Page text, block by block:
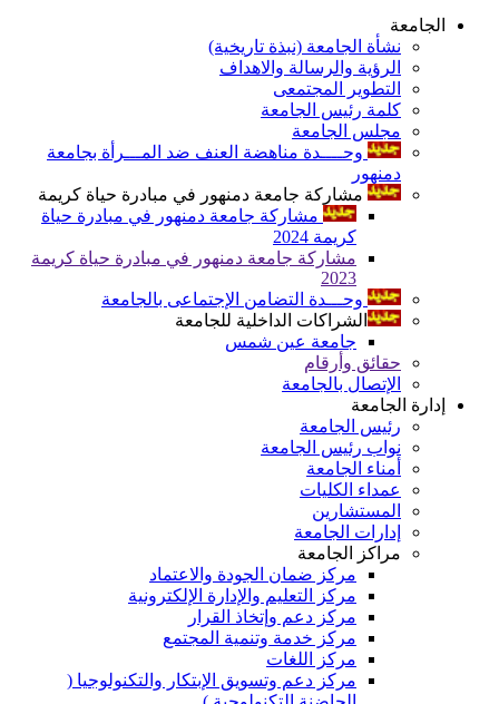
الجامعة
نشأة الجامعة (نبذة تاريخية)
الرؤية والرسالة والاهداف
التطوير المجتمعى
كلمة رئيس الجامعة
مجلس الجامعة
وحــــدة مناهضة العنف ضد المـــرأة بجامعة
دمنهور
مشاركة جامعة دمنهور في مبادرة حياة كريمة
مشاركة جامعة دمنهور في مبادرة حياة
كريمة 2024
مشاركة جامعة دمنهور في مبادرة حياة كريمة
2023
وحـــدة التضامن الإجتماعى بالجامعة
الشراكات الداخلية للجامعة
جامعة عين شمس
حقائق وأرقام
الإتصال بالجامعة
إدارة الجامعة
رئيس الجامعة
نواب رئيس الجامعة
أمناء الجامعة
عمداء الكليات
المستشارين
إدارات الجامعة
مراكز الجامعة
مركز ضمان الجودة والاعتماد
مركز التعليم والإدارة الإلكترونية
مركز دعم وإتخاذ القرار
مركز خدمة وتنمية المجتمع
مركز اللغات
مركز دعم وتسويق الإبتكار والتكنولوجيا (